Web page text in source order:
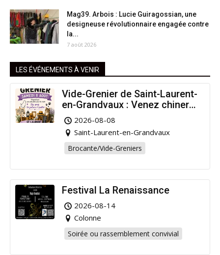
Mag39. Arbois : Lucie Guiragossian, une
designeuse révolutionnaire engagée contre
la...
7 août 2026
LES ÉVÉNEMENTS À VENIR
Vide-Grenier de Saint-Laurent-
en-Grandvaux : Venez chiner
pour la bonne cause !
2026-08-08
Saint-Laurent-en-Grandvaux
Brocante/Vide-Greniers
Festival La Renaissance
2026-08-14
Colonne
Soirée ou rassemblement convivial